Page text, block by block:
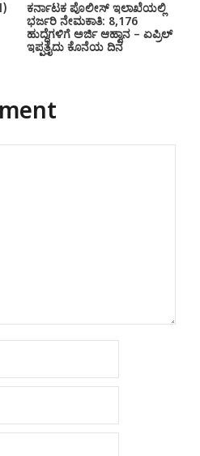
ಕರ್ನಾಟಕ ಪೊಲೀಸ್ ಇಲಾಖೆಯಲ್ಲಿ
ಭರ್ಜರಿ ನೇಮಕಾತಿ: 8,176
ಹುದ್ದೆಗಳಿಗೆ ಅರ್ಜಿ ಆಹ್ವಾನ – ಏಪ್ರಿಲ್
ಇಪ್ಪತ್ತೈದು ಕೊನೆಯ ದಿನ